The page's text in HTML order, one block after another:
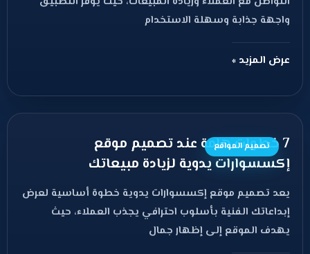
واجهة جذابة وسهلة الاستخدام
عرض المزيد »
تصميم المواقع
7 خطوات هامة عند تصميم موقع
إكسسوارات يدوية لزيادة مبيعاتك
يعد تصميم موقع إكسسوارات يدوية خطوة أساسية لعرض
إبداعاتك الفنية بأسلوب احترافي يجذب العملاء، حيث
يهدف الموقع إلى إظهار جمال